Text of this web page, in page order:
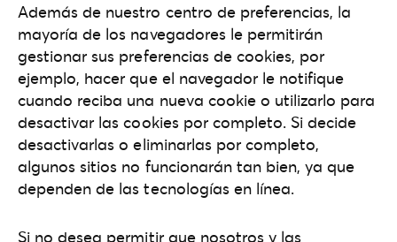
Además de nuestro centro de preferencias, la
mayoría de los navegadores le permitirán
gestionar sus preferencias de cookies, por
ejemplo, hacer que el navegador le notifique
cuando reciba una nueva cookie o utilizarlo para
desactivar las cookies por completo. Si decide
desactivarlas o eliminarlas por completo,
algunos sitios no funcionarán tan bien, ya que
dependen de las tecnologías en línea.
Si no desea permitir que nosotros y las